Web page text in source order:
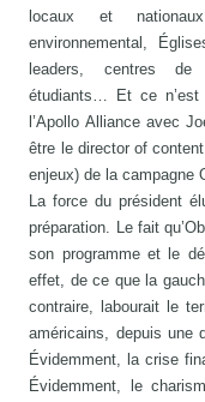
locaux et
environnemental,
leaders, centres de
étudiants… Et ce n’est
l’Apollo Alliance avec
être le director of
enjeux) de la campagne
La force du président
préparation. Le fait
son programme et le
effet, de ce que la
contraire, labourait le
américains, depuis une
Évidemment, la crise
Évidemment, le